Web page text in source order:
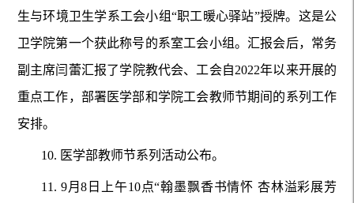
生与环境卫生学系工会小组“职工暖心驿站”授牌。这是公
卫学院第一个获此称号的系室工会小组。汇报会后，常务
副主席闫蕾汇报了学院教代会、工会自2022年以来开展的
重点工作，部署医学部和学院工会教师节期间的系列工作
安排。
10. 医学部教师节系列活动公布。
11. 9月8日上午10点“翰墨飘香书情怀 杏林溢彩展芳